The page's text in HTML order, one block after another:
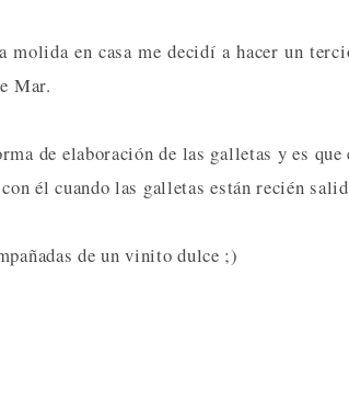
molida en casa me decidí a hacer un
Mar.
de elaboración de las galletas y es
él cuando las galletas están recién
de un vinito dulce ;)